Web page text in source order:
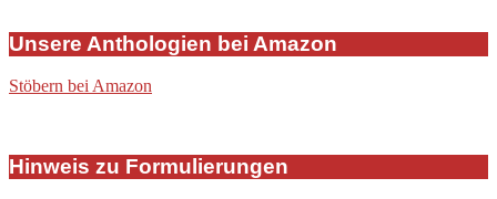
Unsere Anthologien bei Amazon
Stöbern bei Amazon
Hinweis zu Formulierungen